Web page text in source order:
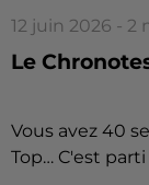
12 juin 2026 - 2
Le
Vous avez 40
Top… C'est parti